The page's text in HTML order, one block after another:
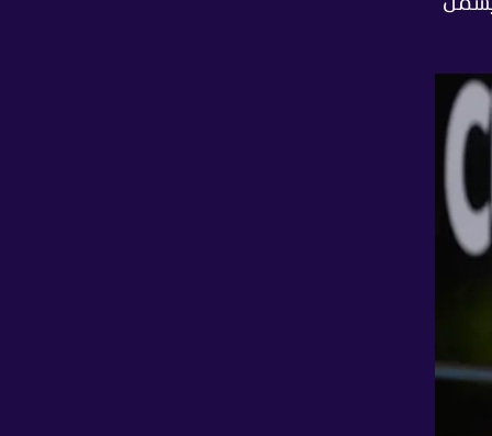
إجمالي بلغ 588 ألف دولار، يشمل